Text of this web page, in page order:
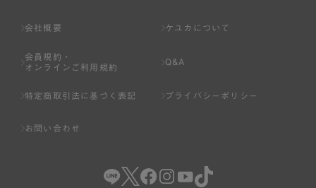
会社概要 ケユカについて
会員規約・
オンラインご利用規約
Q&A
特定商取引法に基づく表記 プライバシーポリシー
お問い合わせ